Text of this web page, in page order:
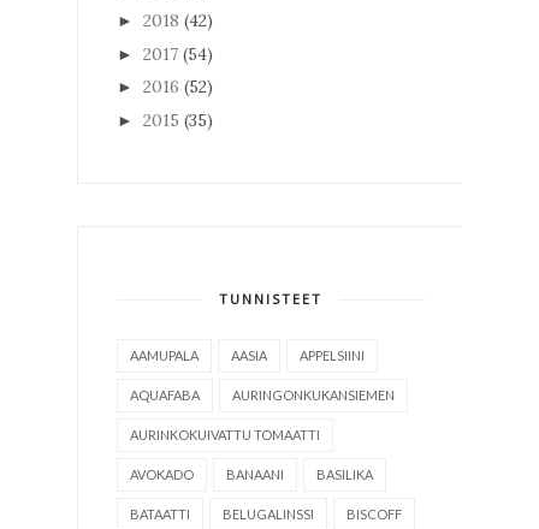
► 2018 (42)
► 2017 (54)
► 2016 (52)
► 2015 (35)
TUNNISTEET
AAMUPALA AASIA APPELSIINI
AQUAFABA AURINGONKUKANSIEMEN
AURINKOKUIVATTU TOMAATTI
AVOKADO BANAANI BASILIKA
BATAATTI BELUGALINSSI BISCOFF